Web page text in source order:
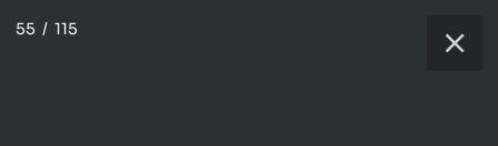
55 / 115